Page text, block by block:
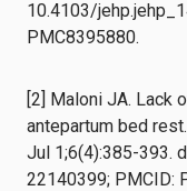
10.4103/
PMC8395880.
[2] Maloni JA. Lack
antepartum bed
Jul 1;6(4):385-393.
22140399; PMCID: